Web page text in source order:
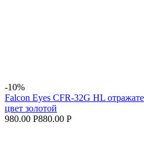
-10%
Falcon Eyes CFR-32G HL
цвет золотой
980.00 Р880.00 Р